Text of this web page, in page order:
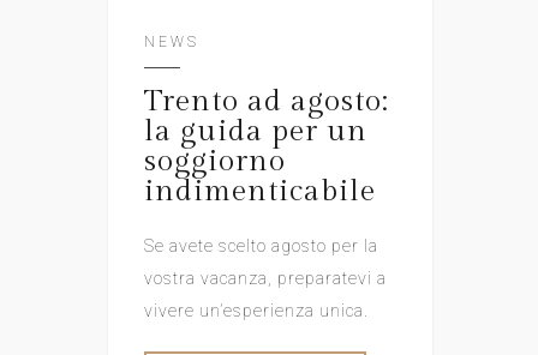
NEWS
Trento ad agosto:
la guida per un
soggiorno
indimenticabile
Se avete scelto agosto per la
vostra vacanza, preparatevi a
vivere un’esperienza unica.